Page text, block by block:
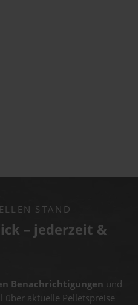
STAND
– jederzeit &
Benachrichtigungen und
über aktuelle Pelletspreise